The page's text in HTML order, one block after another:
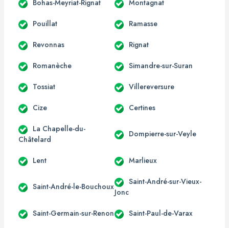
Bohas-Meyriat-Rignat Montagnat
Pouillat Ramasse
Revonnas Rignat
Romanèche Simandre-sur-Suran
Tossiat Villereversure
Cize Certines
La Chapelle-du-
Châtelard
Dompierre-sur-Veyle
Lent Marlieux
Saint-André-le-Bouchoux
Saint-André-sur-Vieux-
Jonc
Saint-Germain-sur-Renon Saint-Paul-de-Varax